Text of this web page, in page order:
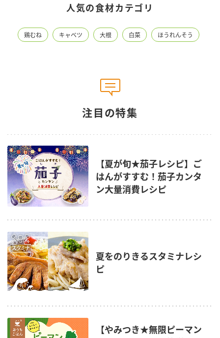
人気の食材カテゴリ
鶏むね キャベツ 大根 白菜 ほうれんそう
注目の特集
【夏が旬★茄子レシピ】ご
はんがすすむ！茄子カンタ
ン大量消費レシピ
夏をのりきるスタミナレシ
ピ
【やみつき★無限ピーマン